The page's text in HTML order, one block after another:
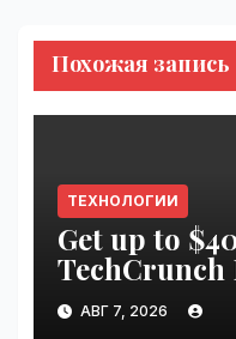
Похожая запись
ТЕХНОЛОГИИ
Get up to
TechCrunch
until
АВГ 7, 2026